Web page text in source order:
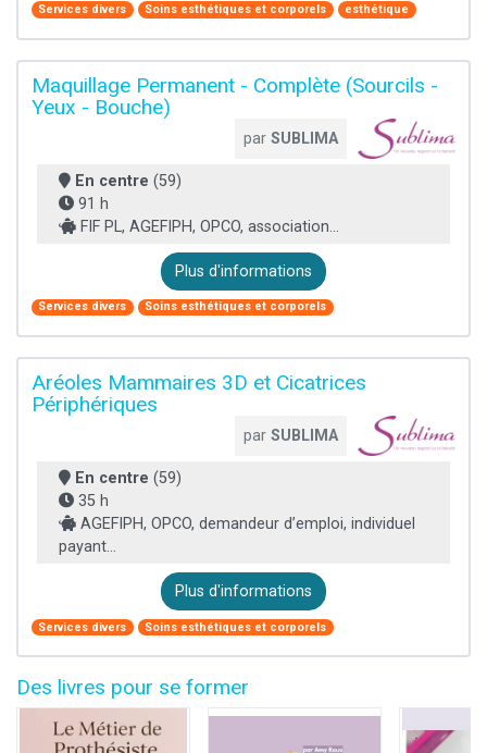
Services divers Soins esthétiques et corporels esthétique
Maquillage Permanent - Complète (Sourcils -
Yeux - Bouche)
par SUBLIMA
En centre (59)
91 h
FIF PL, AGEFIPH, OPCO, association...
Plus d'informations
Services divers Soins esthétiques et corporels
Aréoles Mammaires 3D et Cicatrices
Périphériques
par SUBLIMA
En centre (59)
35 h
AGEFIPH, OPCO, demandeur d’emploi, individuel
payant...
Plus d'informations
Services divers Soins esthétiques et corporels
Des livres pour se former